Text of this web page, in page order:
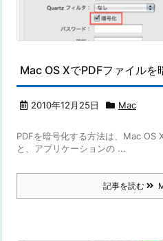
Mac OS XでPDFファイルを
2010年12月25日 Mac
PDFを暗号化する方法は、Mac OS
と、アプリケーションの ...
記事を読む